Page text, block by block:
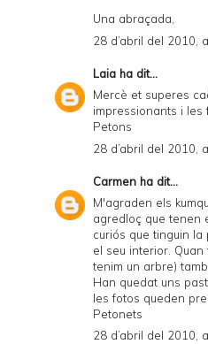
Una abraçada,
28 d’abril del 2010,
Laia ha dit...
Mercè et superes
impressionants i les
Petons
28 d’abril del 2010,
Carmen ha dit...
M'agraden els
agredloç que tenen
curiós que tinguin la
el seu interior.
tenim un arbre)
Han quedat uns
les fotos queden
Petonets
28 d’abril del 2010,